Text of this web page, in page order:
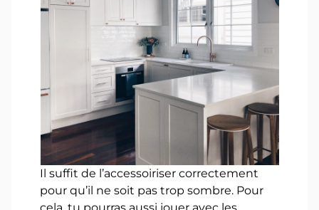
Il suffit de l’accessoiriser correctement
pour qu’il ne soit pas trop sombre. Pour
cela, tu pourras aussi jouer avec les